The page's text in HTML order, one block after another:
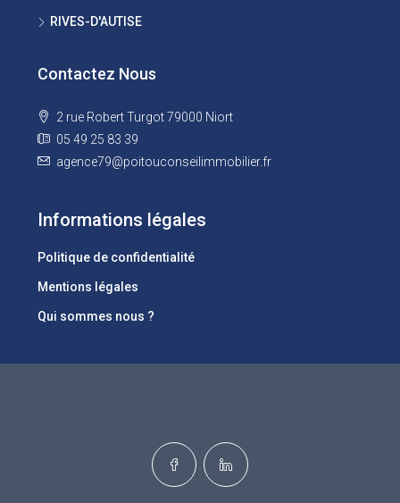
RIVES-D'AUTISE
Contactez Nous
2 rue Robert Turgot 79000 Niort
05 49 25 83 39
agence79@poitouconseilimmobilier.fr
Informations légales
Politique de confidentialité
Mentions légales
Qui sommes nous ?